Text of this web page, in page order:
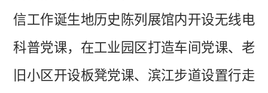
信工作诞生地历史陈列展馆内开设无线电
科普党课，在工业园区打造车间党课、老
旧小区开设板凳党课、滨江步道设置行走